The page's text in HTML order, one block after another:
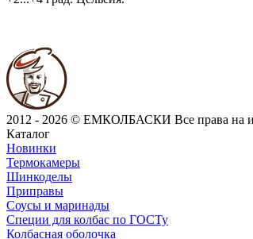
2012 - 2026 © ЕМКОЛБАСКИ Все права на
Каталог
Новинки
Термокамеры
Шинкоделы
Приправы
Соусы и маринады
Специи для колбас по ГОСТу
Колбасная оболочка